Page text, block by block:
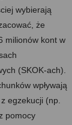
wybierają
że
milionów kont w
(SKOK-ach).
wpływają
egzekucji (np.
pomocy